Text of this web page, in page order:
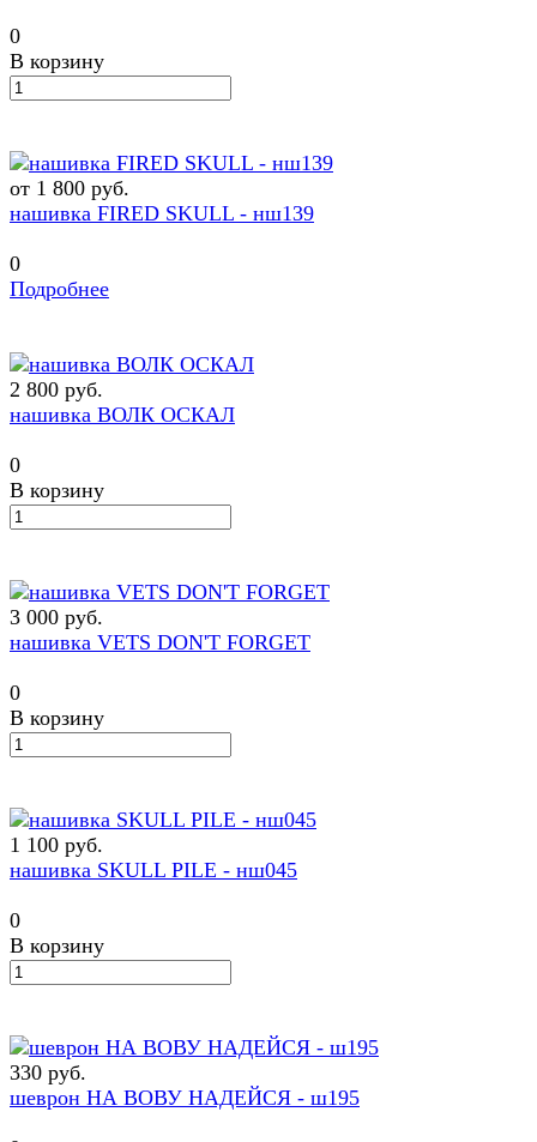
0
В корзину
от 1 800 руб.
нашивка FIRED SKULL - нш139
0
Подробнее
2 800 руб.
нашивка ВОЛК ОСКАЛ
0
В корзину
3 000 руб.
нашивка VETS DON'T FORGET
0
В корзину
1 100 руб.
нашивка SKULL PILE - нш045
0
В корзину
330 руб.
шеврон НА ВОВУ НАДЕЙСЯ - ш195